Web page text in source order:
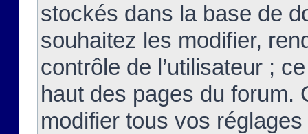
stockés dans la base de
souhaitez les modifier,
contrôle de l’utilisateur ;
haut des pages du forum.
modifier tous vos